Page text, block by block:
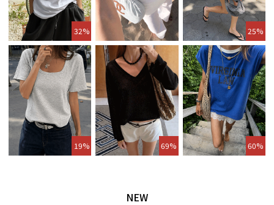
32% 25%
19% 69% 60%
NEW